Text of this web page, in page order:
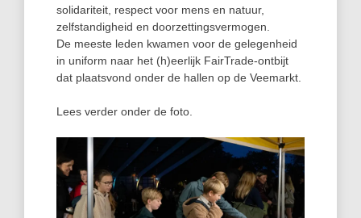
solidariteit, respect voor mens en natuur,
zelfstandigheid en doorzettingsvermogen.
De meeste leden kwamen voor de gelegenheid
in uniform naar het (h)eerlijk FairTrade-ontbijt
dat plaatsvond onder de hallen op de Veemarkt.
Lees verder onder de foto.